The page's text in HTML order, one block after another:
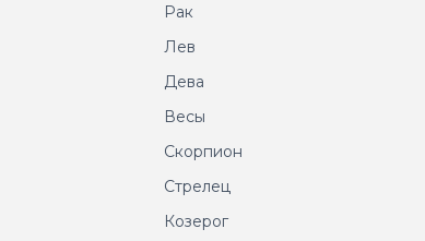
Рак
Лев
Дева
Весы
Скорпион
Стрелец
Козерог